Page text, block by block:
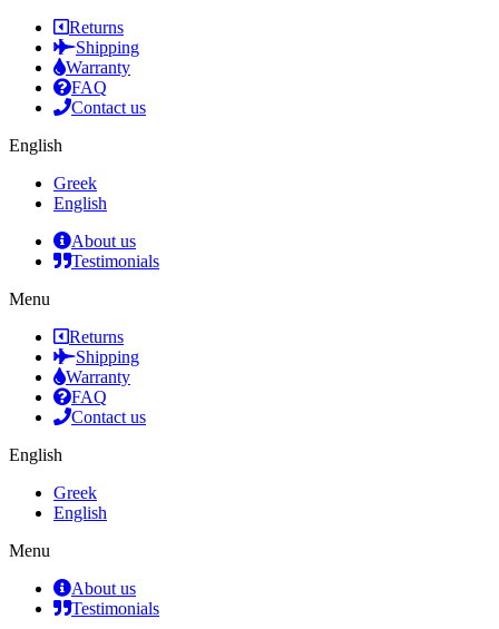
Returns
Shipping
Warranty
FAQ
Contact us
English
Greek
English
About us
Testimonials
Menu
Returns
Shipping
Warranty
FAQ
Contact us
English
Greek
English
Menu
About us
Testimonials